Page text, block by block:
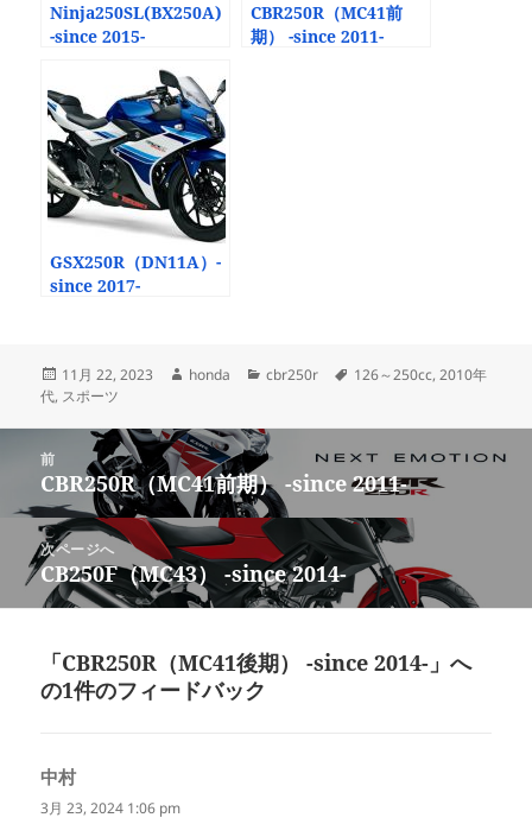
Ninja250SL(BX250A)
-since 2015-
CBR250R（MC41前
期） -since 2011-
GSX250R（DN11A）-
since 2017-
投
稿
11月 22, 2023
作
honda
カ
リ
ー
cbr250r
タ
126～250cc,2010年
代, スポーツ
シ
前
前
の
投
稿:
CBR250R（MC41前期） -since 2011-
次ページへ
次
の
稿:
CB250F（MC43） -since 2014-
「CBR250R（MC41後期） -since 2014-」へ
の1件のフィードバック
中村よ
り:
3月 23, 2024 1:06 pm